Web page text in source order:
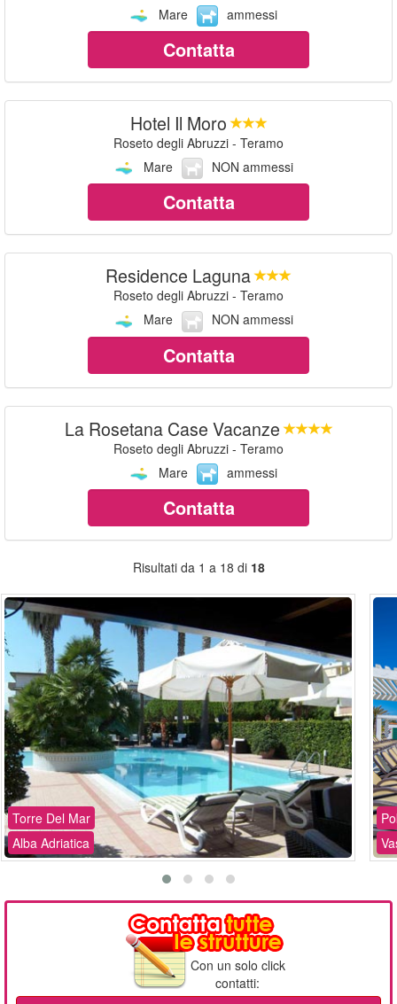
Mare
ammessi
Contatta
Hotel Il Moro
Roseto degli Abruzzi - Teramo
Mare
NON ammessi
Contatta
Residence Laguna
Roseto degli Abruzzi - Teramo
Mare
NON ammessi
Contatta
La Rosetana Case Vacanze
Roseto degli Abruzzi - Teramo
Mare
ammessi
Contatta
Risultati da 1 a 18 di 18
Torre Del Mar
Alba Adriatica
Con un solo click
contatti: